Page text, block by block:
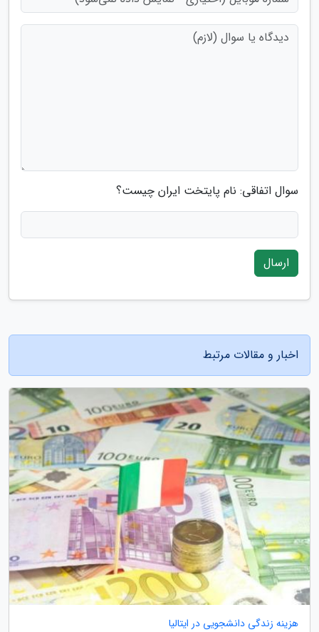
سوال اتفاقی: نام پایتخت ایران چیست؟
ارسال
اخبار و مقالات مرتبط
هزینه زندگی دانشجویی در ایتالیا